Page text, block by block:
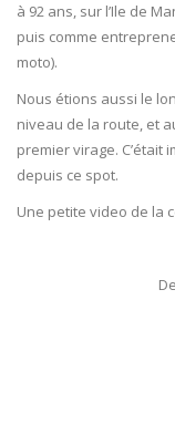
à 92 ans, sur l’Ile de
puis comme
moto).
Nous étions aussi le
niveau de la route, et
premier virage. C’était
depuis ce spot.
Une petite video de la